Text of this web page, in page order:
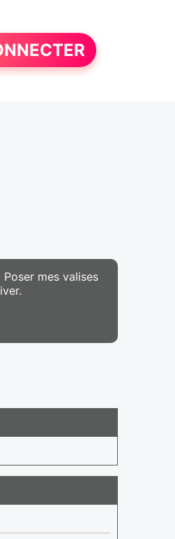
mes valises